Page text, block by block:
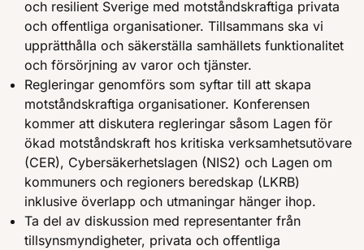
och resilient Sverige med motståndskraftiga privata
och offentliga organisationer. Tillsammans ska vi
upprätthålla och säkerställa samhällets funktionalitet
och försörjning av varor och tjänster.
Regleringar genomförs som syftar till att skapa
motståndskraftiga organisationer. Konferensen
kommer att diskutera regleringar såsom Lagen för
ökad motståndskraft hos kritiska verksamhetsutövare
(CER), Cybersäkerhetslagen (NIS2) och Lagen om
kommuners och regioners beredskap (LKRB)
inklusive överlapp och utmaningar hänger ihop.
Ta del av diskussion med representanter från
tillsynsmyndigheter, privata och offentliga